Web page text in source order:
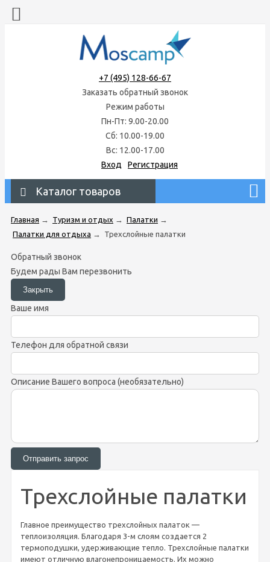
+7 (495) 128-66-67
Заказать обратный звонок
Режим работы
Пн-Пт: 9.00-20.00
Сб: 10.00-19.00
Вс: 12.00-17.00
Вход
Регистрация
Каталог товаров
Главная → Туризм и отдых → Палатки →
Палатки для отдыха → Трехслойные палатки
Обратный звонок
Будем рады Вам перезвонить
Ваше имя
Телефон для обратной связи
Описание Вашего вопроса (необязательно)
Трехслойные палатки
Главное преимущество трехслойных палаток —
теплоизоляция. Благодаря 3-м слоям создается 2
термоподушки, удерживающие тепло. Трехслойные палатки
имеют отличную влагонепроницаемость. Их можно